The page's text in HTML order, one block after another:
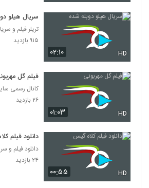
۰۲:۱۰ HD
سریال هیلو
تریلر فیلم و
۹۱۵ بازدید
۰۱:۰۳ HD
فیلم گل
کانال رسمی
۲۶ بازدید
۰۰:۵۵ HD
دانلود فیلم
دانلود فیلم و
۲۴ بازدید